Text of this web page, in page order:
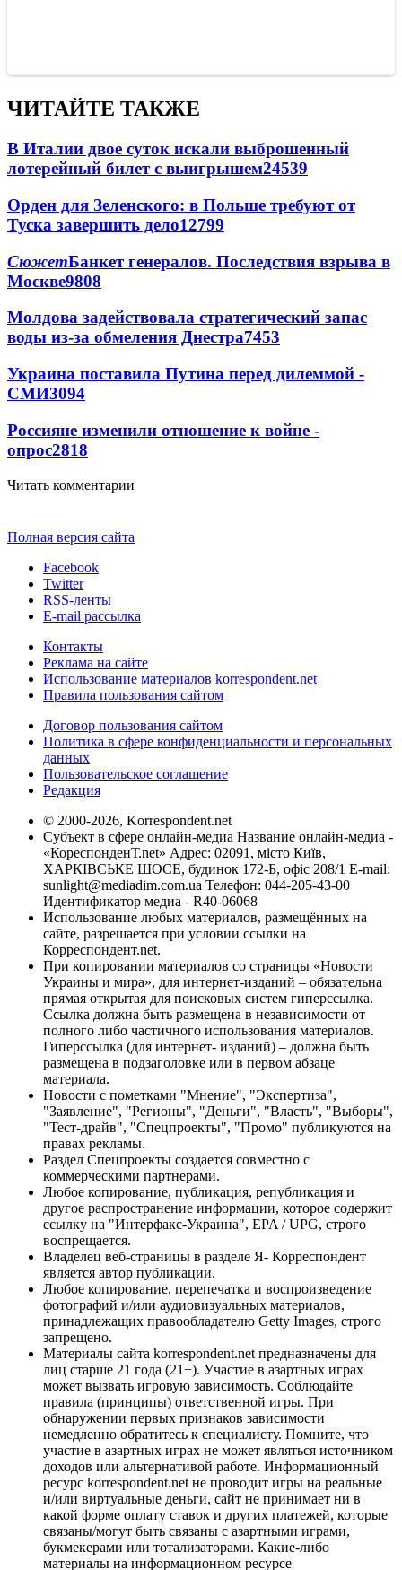
ЧИТАЙТЕ ТАКЖЕ
В Италии двое суток искали выброшенный
лотерейный билет с выигрышем24539
Орден для Зеленского: в Польше требуют от
Туска завершить дело12799
СюжетБанкет генералов. Последствия взрыва в
Москве9808
Молдова задействовала стратегический запас
воды из-за обмеления Днестра7453
Украина поставила Путина перед дилеммой -
СМИ3094
Россияне изменили отношение к войне -
опрос2818
Читать комментарии
Полная версия сайта
Facebook
Twitter
RSS-ленты
E-mail рассылка
Контакты
Реклама на сайте
Использование материалов korrespondent.net
Правила пользования сайтом
Договор пользования сайтом
Политика в сфере конфиденциальности и персональных
данных
Пользовательское соглашение
Редакция
© 2000-2026, Korrespondent.net
Субъект в сфере онлайн-медиа Название онлайн-медиа -
«КореспонденТ.net» Адрес: 02091, місто Київ,
ХАРКІВСЬКЕ ШОСЕ, будинок 172-Б, офіс 208/1 E-mail:
sunlight@mediadim.com.ua Телефон: 044-205-43-00
Идентификатор медиа - R40-06068
Использование любых материалов, размещённых на
сайте, разрешается при условии ссылки на
Корреспондент.net.
При копировании материалов со страницы «Новости
Украины и мира», для интернет-изданий – обязательна
прямая открытая для поисковых систем гиперссылка.
Ссылка должна быть размещена в независимости от
полного либо частичного использования материалов.
Гиперссылка (для интернет- изданий) – должна быть
размещена в подзаголовке или в первом абзаце
материала.
Новости с пометками "Мнение", "Экспертиза",
"Заявление", "Регионы", "Деньги", "Власть", "Выборы",
"Тест-драйв", "Спецпроекты", "Промо" публикуются на
правах рекламы.
Раздел Спецпроекты создается совместно с
коммерческими партнерами.
Любое копирование, публикация, републикация и
другое распространение информации, которое содержит
ссылку на "Интерфакс-Украина", EPA / UPG, строго
воспрещается.
Владелец веб-страницы в разделе Я- Корреспондент
является автор публикации.
Любое копирование, перепечатка и воспроизведение
фотографий и/или аудиовизуальных материалов,
принадлежащих правообладателю Getty Images, строго
запрещено.
Материалы сайта korrespondent.net предназначены для
лиц старше 21 года (21+). Участие в азартных играх
может вызвать игровую зависимость. Соблюдайте
правила (принципы) ответственной игры. При
обнаружении первых признаков зависимости
немедленно обратитесь к специалисту. Помните, что
участие в азартных играх не может являться источником
доходов или альтернативой работе. Информационный
ресурс korrespondent.net не проводит игры на реальные
и/или виртуальные деньги, сайт не принимает ни в
какой форме оплату ставок и других платежей, которые
связаны/могут быть связаны с азартными играми,
букмекерами или тотализаторами. Какие-либо
материалы на информационном ресурсе